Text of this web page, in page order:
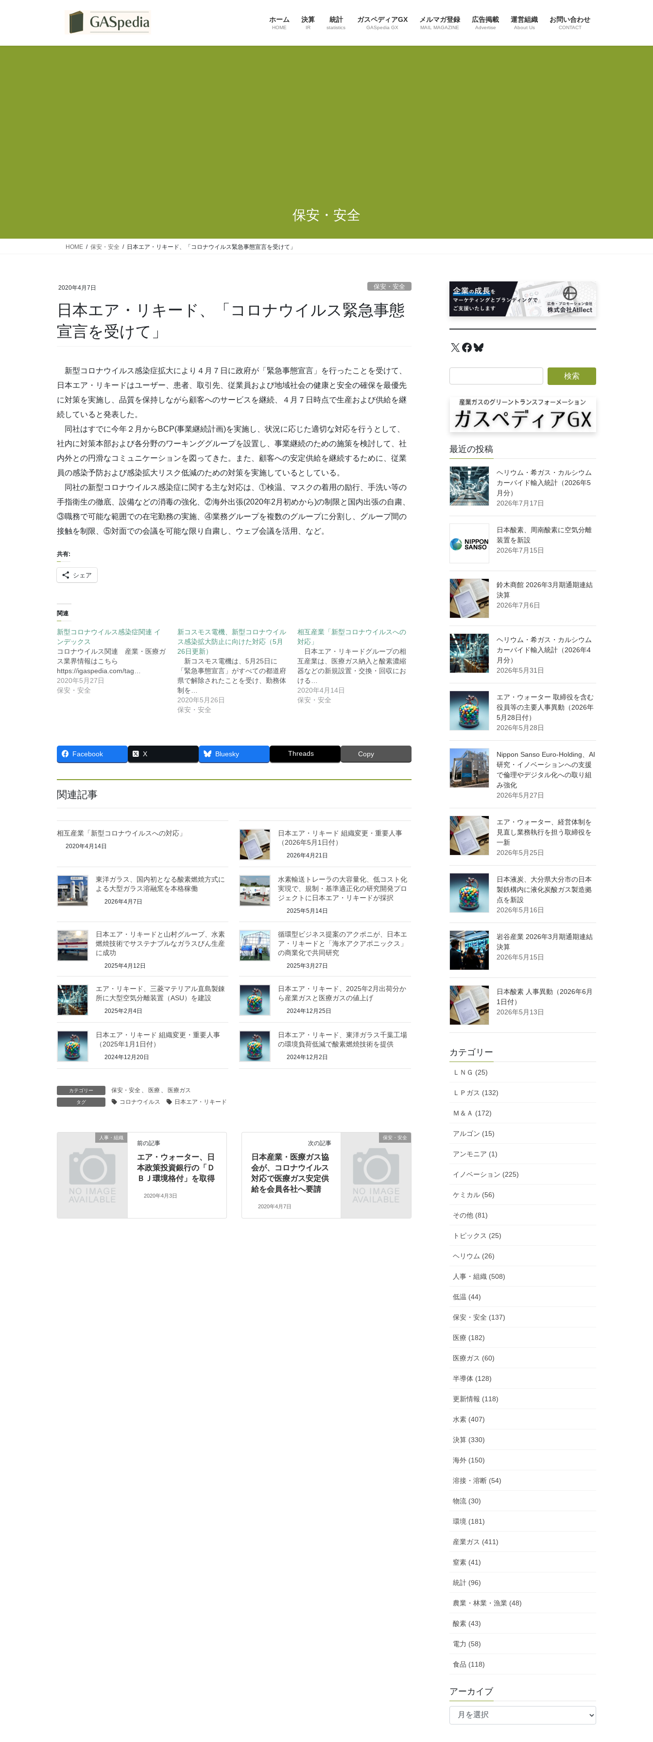
ホーム
HOME
決算
IR
統計
statistics
ガスペディアGX
GASpedia GX
メルマガ登録
MAIL MAGAZINE
広告掲載
Advertise
運営組織
About Us
お問い合わせ
CONTACT
保安・安全
HOME 保安・安全 日本エア・リキード、「コロナウイルス緊急事態宣言を受けて」
2020年4月7日 保安・安全
日本エア・リキード、「コロナウイルス緊急事態
宣言を受けて」
新型コロナウイルス感染症拡大により４月７日に政府が「緊急事態宣言」を行ったことを受けて、
日本エア・リキードはユーザー、患者、取引先、従業員および地域社会の健康と安全の確保を最優先
に対策を実施し、品質を保持しながら顧客へのサービスを継続、４月７日時点で生産および供給を継
続していると発表した。
同社はすでに今年２月からBCP(事業継続計画)を実施し、状況に応じた適切な対応を行うとして、
社内に対策本部および各分野のワーキンググループを設置し、事業継続のための施策を検討して、社
内外との円滑なコミュニケーションを図ってきた。また、顧客への安定供給を継続するために、従業
員の感染予防および感染拡大リスク低減のための対策を実施しているとしている。
同社の新型コロナウイルス感染症に関する主な対応は、①検温、マスクの着用の励行、手洗い等の
手指衛生の徹底、設備などの消毒の強化、②海外出張(2020年2月初めから)の制限と国内出張の自粛、
③職務で可能な範囲での在宅勤務の実施、④業務グループを複数のグループに分割し、グループ間の
接触を制限、⑤対面での会議を可能な限り自粛し、ウェブ会議を活用、など。
共有:
シェア
関連
新型コロナウイルス感染症関連 イ
ンデックス
コロナウイルス関連 産業・医療ガ
ス業界情報はこちら
https://igaspedia.com/tag…
2020年5月27日
保安・安全
新コスモス電機、新型コロナウイル
ス感染拡大防止に向けた対応（5月
26日更新）
新コスモス電機は、5月25日に
「緊急事態宣言」がすべての都道府
県で解除されたことを受け、勤務体
制を…
2020年5月26日
保安・安全
相互産業「新型コロナウイルスへの
対応」
日本エア・リキードグループの相
互産業は、医療ガス納入と酸素濃縮
器などの新規設置・交換・回収にお
ける…
2020年4月14日
保安・安全
Facebook X Bluesky Threads Copy
関連記事
相互産業「新型コロナウイルスへの対応」
2020年4月14日
日本エア・リキード 組織変更・重要人事
（2026年5月1日付）
2026年4月21日
東洋ガラス、国内初となる酸素燃焼方式に
よる大型ガラス溶融窯を本格稼働
2026年4月7日
水素輸送トレーラの大容量化、低コスト化
実現で、規制・基準適正化の研究開発プロ
ジェクトに日本エア・リキードが採択
2025年5月14日
日本エア・リキードと山村グループ、水素
燃焼技術でサステナブルなガラスびん生産
に成功
2025年4月12日
循環型ビジネス提案のアクポニが、日本エ
ア・リキードと「海水アクアポニックス」
の商業化で共同研究
2025年3月27日
エア・リキード、三菱マテリアル直島製錬
所に大型空気分離装置（ASU）を建設
2025年2月4日
日本エア・リキード、2025年2月出荷分か
ら産業ガスと医療ガスの値上げ
2024年12月25日
日本エア・リキード 組織変更・重要人事
（2025年1月1日付）
2024年12月20日
日本エア・リキード、東洋ガラス千葉工場
の環境負荷低減で酸素燃焼技術を提供
2024年12月2日
カテゴリー 保安・安全 、 医療 、 医療ガス
タグ コロナウイルス 日本エア・リキード
人事・組織
前の記事
エア・ウォーター、日
本政策投資銀行の「Ｄ
ＢＪ環境格付」を取得
2020年4月3日
保安・安全
次の記事
日本産業・医療ガス協
会が、コロナウイルス
対応で医療ガス安定供
給を会員各社へ要請
2020年4月7日
X Facebook
Bluesky
最近の投稿
ヘリウム・希ガス・カルシウム
カーバイド輸入統計（2026年5
月分）
2026年7月17日
日本酸素、周南酸素に空気分離
装置を新設
2026年7月15日
鈴木商館 2026年3月期通期連結
決算
2026年7月6日
ヘリウム・希ガス・カルシウム
カーバイド輸入統計（2026年4
月分）
2026年5月31日
エア・ウォーター 取締役を含む
役員等の主要人事異動（2026年
5月28日付）
2026年5月28日
Nippon Sanso Euro-Holding、AI
研究・イノベーションへの支援
で倫理やデジタル化への取り組
み強化
2026年5月27日
エア・ウォーター、経営体制を
見直し業務執行を担う取締役を
一新
2026年5月25日
日本液炭、大分県大分市の日本
製鉄構内に液化炭酸ガス製造拠
点を新設
2026年5月16日
岩谷産業 2026年3月期通期連結
決算
2026年5月15日
日本酸素 人事異動（2026年6月
1日付）
2026年5月13日
カテゴリー
ＬＮＧ (25)
ＬＰガス (132)
Ｍ＆Ａ (172)
アルゴン (15)
アンモニア (1)
イノベーション (225)
ケミカル (56)
その他 (81)
トピックス (25)
ヘリウム (26)
人事・組織 (508)
低温 (44)
保安・安全 (137)
医療 (182)
医療ガス (60)
半導体 (128)
更新情報 (118)
水素 (407)
決算 (330)
海外 (150)
溶接・溶断 (54)
物流 (30)
環境 (181)
産業ガス (411)
窒素 (41)
統計 (96)
農業・林業・漁業 (48)
酸素 (43)
電力 (58)
食品 (118)
アーカイブ
ア